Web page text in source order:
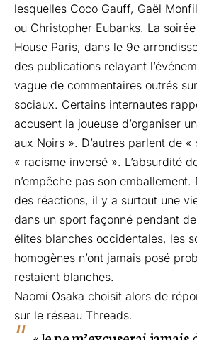
lesquelles Coco Gauff, Gaël
ou Christopher Eubanks. La
House Paris, dans le 9e
des publications relayant
vague de commentaires outrés
sociaux. Certains internautes
accusent la joueuse d’organiser
aux Noirs ». D’autres parlent de
« racisme inversé ». L’absurdité
n’empêche pas son
des réactions, il y a surtout une
dans un sport façonné pendant
élites blanches occidentales, les
homogènes n’ont jamais posé
restaient blanches.
Naomi Osaka choisit alors de
sur le réseau Threads.